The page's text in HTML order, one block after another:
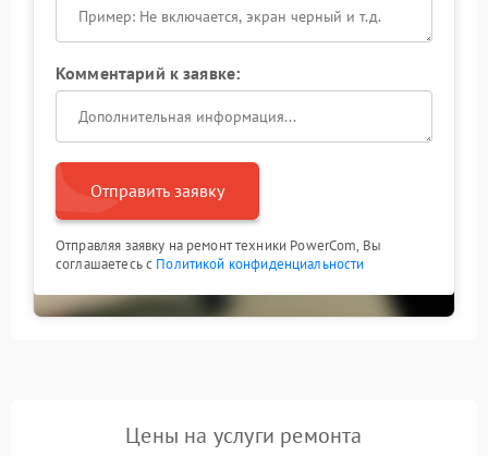
Комментарий к заявке:
Отправить заявку
Отправляя заявку на ремонт техники PowerCom, Вы
соглашаетесь с Политикой конфиденциальности
Цены на услуги ремонта